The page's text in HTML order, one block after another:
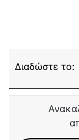
Διαδώστε το: